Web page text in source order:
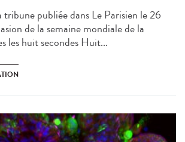
tribune publiée dans Le Parisien le 26
de la semaine mondiale de la
les huit secondes Huit...